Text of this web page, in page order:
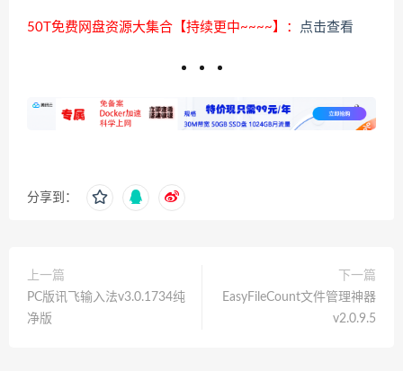
50T免费网盘资源大集合【持续更中~~~~】： 点击查看
分享到：
上一篇
PC版讯飞输入法v3.0.1734纯
净版
下一篇
EasyFileCount文件管理神器
v2.0.9.5